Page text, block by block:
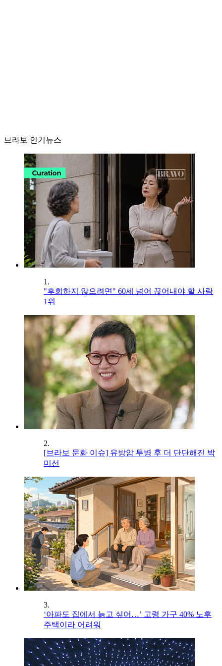
브라보 인기뉴스
1.
"후회하지 않으려면" 60세 넘어 끊어내야 할 사람
1위
2.
[브라보 문화 이슈] 유방암 투병 후 더 단단해진 박
미선
3.
‘아파도 집에서 늙고 싶어…’ 고령 가구 40% 노후
주택이라 어려워